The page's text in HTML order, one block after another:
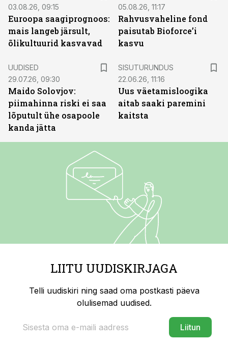
03.08.26, 09:15
Euroopa saagiprognoos:
mais langeb järsult,
õlikultuurid kasvavad
05.08.26, 11:17
Rahvusvaheline fond
paisutab Bioforce’i
kasvu
UUDISED
29.07.26, 09:30
Maido Solovjov:
piimahinna riski ei saa
lõputult ühe osapoole
kanda jätta
SISUTURUNDUS
22.06.26, 11:16
Uus väetamisloogika
aitab saaki paremini
kaitsta
LIITU UUDISKIRJAGA
Telli uudiskiri ning saad oma postkasti päeva
olulisemad uudised.
Liitun